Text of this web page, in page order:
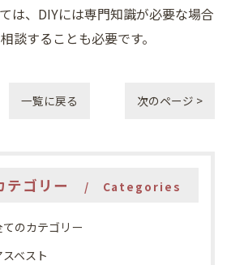
は、DIYには専門知識が必要な場合
談することも必要です。
一覧に戻る 次のページ >
テゴリー Categories
てのカテゴリー
スベスト